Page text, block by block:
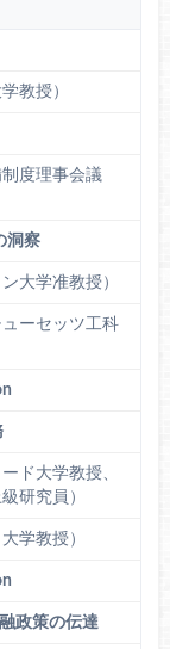
教授）
度理事会議
洞察
大学准教授）
ーセッツ工科
ド大学教授、
研究員）
学教授）
政策の伝達